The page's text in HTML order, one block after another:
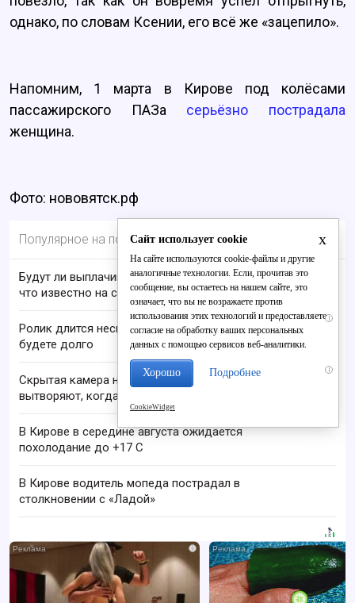
однако, по словам Ксении, его всё же «зацепило».
Напомним, 1 марта в Кирове под колёсами
пассажирского ПАЗа серьёзно пострадала
женщина.
Фото: нововятск.рф
Популярное на портале
Будут ли выплачивать 13-ю пенсию в 2026 году:
что известно на сегодня
i
Ролик длится несколько секунд, а смеяться вы
будете долго
i
Скрытая камера на пляже Крыма: Что люди
вытворяют, когда их не видят...
В Кирове в середине августа ожидается
похолодание до +17 C
В Кирове водитель мопеда пострадал в
столкновении с «Ладой»
i
x
Сайт использует cookie
На сайте используются cookie-файлы и другие
аналогичные технологии. Если, прочитав это
сообщение, вы остаетесь на нашем сайте, это
означает, что вы не возражаете против
использования этих технологий и предоставляете
согласие на обработку ваших персональных
данных с помощью сервисов веб-аналитики.
Хорошо Подробнее
CookieWidget